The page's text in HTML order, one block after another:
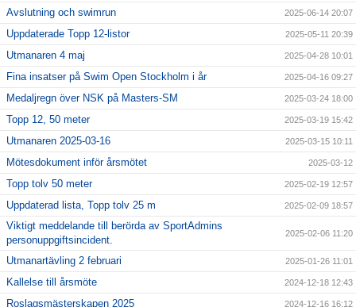
Avslutning och swimrun 2025-06-14 20:07
Uppdaterade Topp 12-listor 2025-05-11 20:39
Utmanaren 4 maj 2025-04-28 10:01
Fina insatser på Swim Open Stockholm i år 2025-04-16 09:27
Medaljregn över NSK på Masters-SM 2025-03-24 18:00
Topp 12, 50 meter 2025-03-19 15:42
Utmanaren 2025-03-16 2025-03-15 10:11
Mötesdokument inför årsmötet 2025-03-12
Topp tolv 50 meter 2025-02-19 12:57
Uppdaterad lista, Topp tolv 25 m 2025-02-09 18:57
Viktigt meddelande till berörda av SportAdmins
personuppgiftsincident.
2025-02-06 11:20
Utmanartävling 2 februari 2025-01-26 11:01
Kallelse till årsmöte 2024-12-18 12:43
Roslagsmästerskapen 2025 2024-12-16 16:12